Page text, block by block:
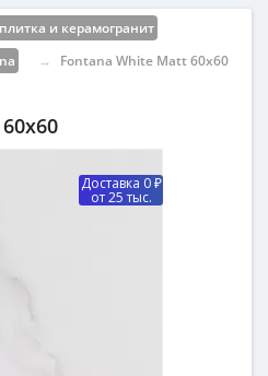
и керамогранит
→ Fontana White Matt 60х60
Доставка 0 ₽
от 25 тыс.